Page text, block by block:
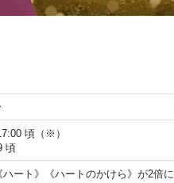
頃（※）
頃
ート》《ハートのかけら》が2倍に